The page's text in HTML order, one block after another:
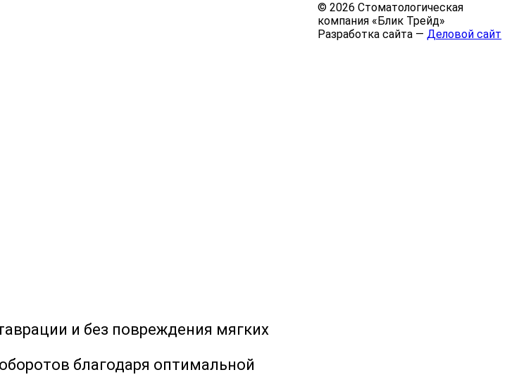
и без повреждения мягких
благодаря оптимальной
© 2026 Стоматологическая
компания «Блик Трейд»
Разработка сайта —Деловой сайт